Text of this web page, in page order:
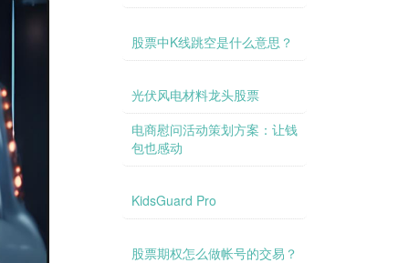
股票中K线跳空是什么意思？
光伏风电材料龙头股票
电商慰问活动策划方案：让钱
包也感动
KidsGuard Pro
股票期权怎么做帐号的交易？